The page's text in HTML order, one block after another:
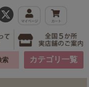
カテゴリ一覧